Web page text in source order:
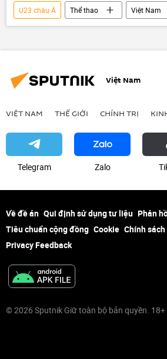
U23 châu Á Thể thao
Việt Nam
Xã hội
VTV
VOV
Việt Nam
VIỆT NAM THẾ GIỚI CHÍNH TRỊ
Telegram Zalo
Về đề án Qui định sử dụng tư liệu Phản
Tiêu chuẩn cộng đồng Cookie Chính
Privacy Feedback
© 2026 Sputnik Giữ toàn bộ bản quyền. 18+